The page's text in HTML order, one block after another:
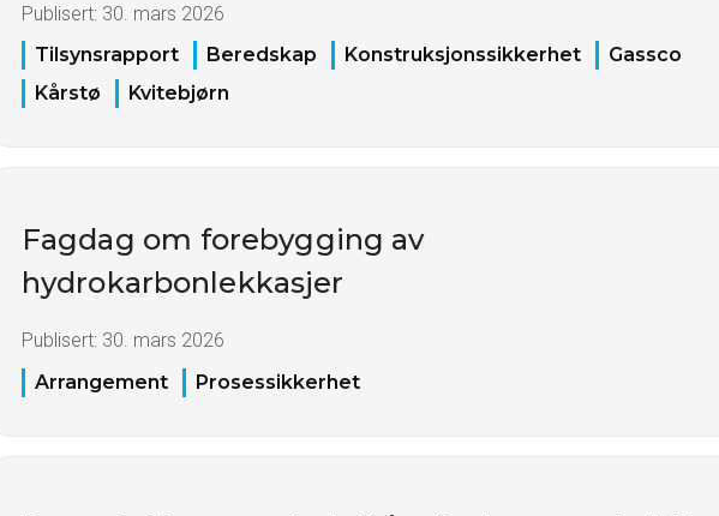
Publisert: 30. mars 2026
Tilsynsrapport
Beredskap Konstruksjonssikkerhet
Gassco
Kårstø
Kvitebjørn
Fagdag om forebygging av
hydrokarbonlekkasjer
Publisert: 30. mars 2026
Arrangement
Prosessikkerhet